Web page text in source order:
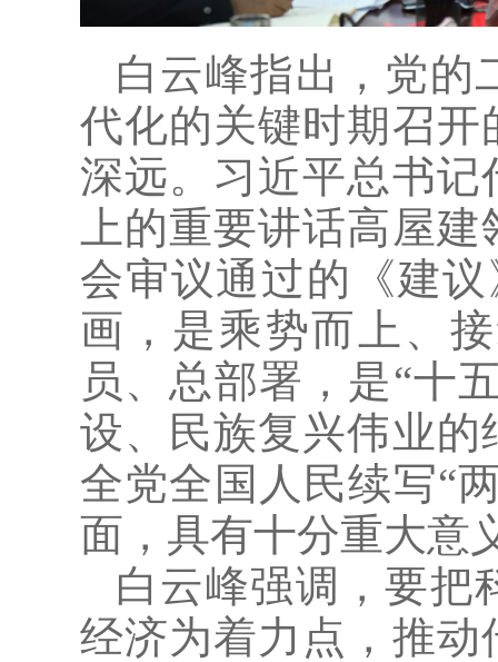
白云峰指出，党的
代化的关键时期召
深远。习近平总书
上的重要讲话高屋
会审议通过的《建
画，是乘势而上、
员、总部署，是“十
设、民族复兴伟业
全党全国人民续写“
面，具有十分重大意
白云峰强调，要把
经济为着力点，推